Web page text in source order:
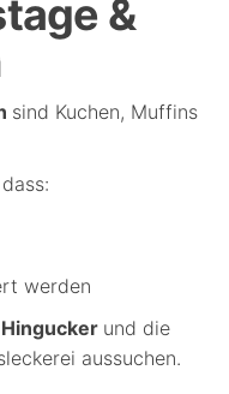
&
sind Kuchen, Muffins
werden
und die
aussuchen.